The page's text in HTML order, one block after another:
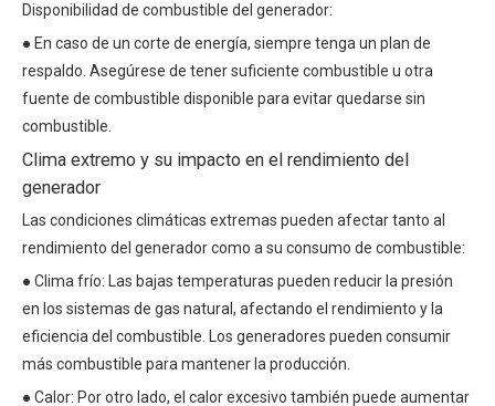
Disponibilidad de combustible del generador:
● En caso de un corte de energía, siempre tenga un plan de
respaldo. Asegúrese de tener suficiente combustible u otra
fuente de combustible disponible para evitar quedarse sin
combustible.
Clima extremo y su impacto en el rendimiento del
generador
Las condiciones climáticas extremas pueden afectar tanto al
rendimiento del generador como a su consumo de combustible:
● Clima frío: Las bajas temperaturas pueden reducir la presión
en los sistemas de gas natural, afectando el rendimiento y la
eficiencia del combustible. Los generadores pueden consumir
más combustible para mantener la producción.
● Calor: Por otro lado, el calor excesivo también puede aumentar